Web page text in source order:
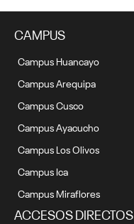
CAMPUS
Campus Huancayo
Campus Arequipa
Campus Cusco
Campus Ayacucho
Campus Los Olivos
Campus Ica
Campus Miraflores
ACCESOS DIRECTOS